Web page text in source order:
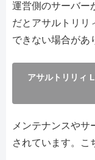
運営側のサーバー
だとアサルトリリ
できない場合があ
アサルトリリィ
メンテナンスやサ
されています。こ